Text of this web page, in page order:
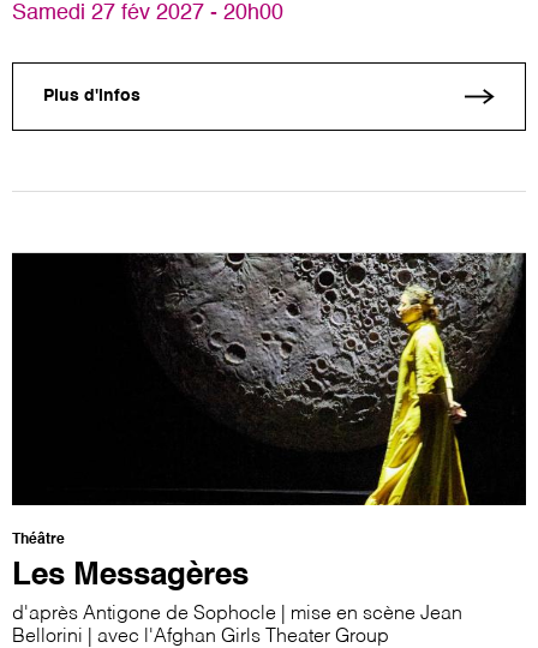
Samedi 27 fév 2027 - 20h00
Plus d'infos
Théâtre
Les Messagères
d'après Antigone de Sophocle | mise en scène Jean
Bellorini | avec l'Afghan Girls Theater Group